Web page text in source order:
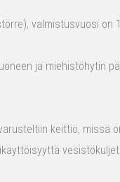
valmistusvuosi
ja miehistöhytin
keittiö, missä